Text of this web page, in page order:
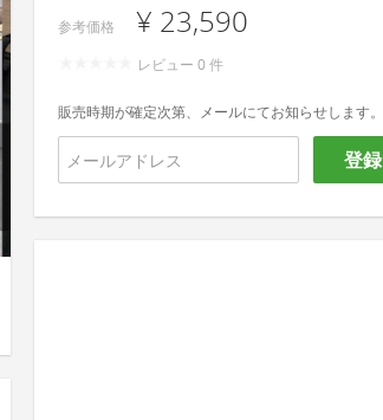
参考価格 ¥ 23,590
レビュー 0 件
販売時期が確定次第、メールにてお知らせします。
登録